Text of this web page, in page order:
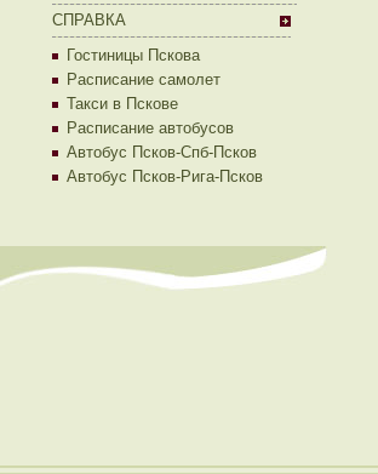
СПРАВКА
Гостиницы Пскова
Расписание самолет
Такси в Пскове
Расписание автобусов
Автобус Псков-Спб-Псков
Автобус Псков-Рига-Псков